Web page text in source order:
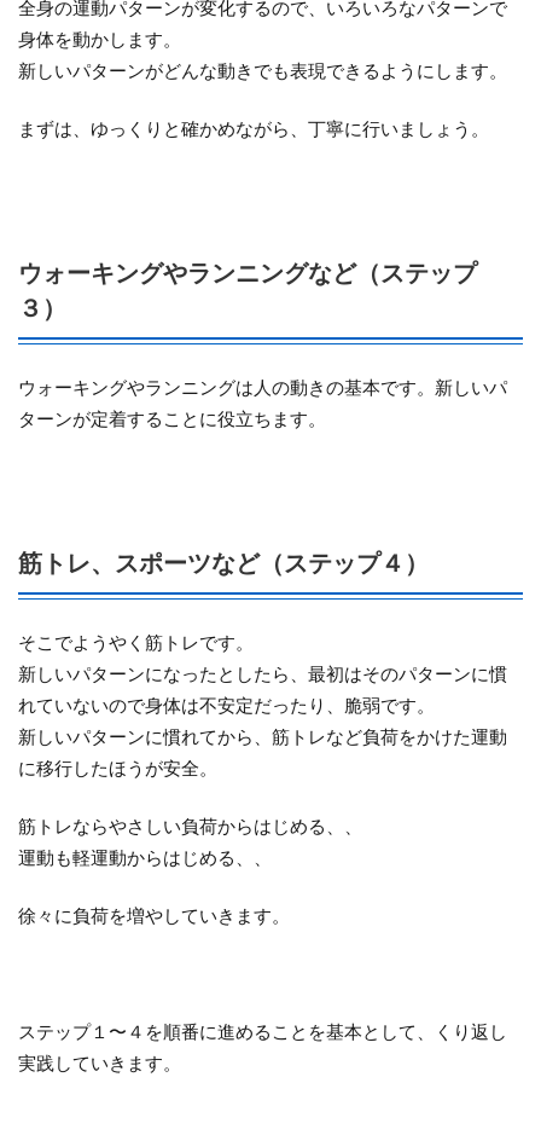
全身の運動パターンが変化するので、いろいろなパターンで
身体を動かします。
新しいパターンがどんな動きでも表現できるようにします。
まずは、ゆっくりと確かめながら、丁寧に行いましょう。
ウォーキングやランニングなど（ステップ
３）
ウォーキングやランニングは人の動きの基本です。新しいパ
ターンが定着することに役立ちます。
筋トレ、スポーツなど（ステップ４）
そこでようやく筋トレです。
新しいパターンになったとしたら、最初はそのパターンに慣
れていないので身体は不安定だったり、脆弱です。
新しいパターンに慣れてから、筋トレなど負荷をかけた運動
に移行したほうが安全。
筋トレならやさしい負荷からはじめる、、
運動も軽運動からはじめる、、
徐々に負荷を増やしていきます。
ステップ１〜４を順番に進めることを基本として、くり返し
実践していきます。